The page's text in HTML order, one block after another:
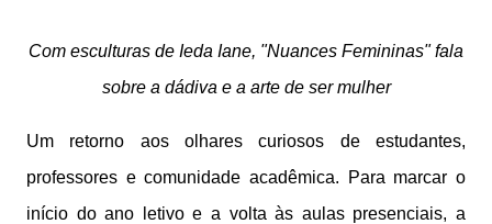
Com esculturas de Ieda Iane, "Nuances Femininas" fala
sobre a dádiva e a arte de ser mulher
Um retorno aos olhares curiosos de estudantes,
professores e comunidade acadêmica. Para marcar o
início do ano letivo e a volta às aulas presenciais, a